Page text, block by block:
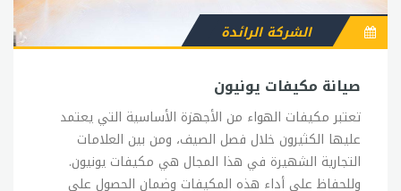
صيانة مكيفات يونيون
الشركة الرائدة
تعتبر مكيفات الهواء من الأجهزة الأساسية التي يعتمد عليها الكثيرون خلال فصل الصيف، ومن بين العلامات التجارية الشهيرة في هذا المجال هي مكيفات يونيون. وللحفاظ على أداء هذه المكيفات وضمان الحصول على أفضل النتائج، فمن المهم القيام بصيانتها بانتظام. فيما يلي نقدم بعض النصائح الهامة لصيانة مكيفات يونيون: تنظيف الفلتر: يجب تنظيف فلتر المكيف بانتظام، حيث يتراكم الغبار والشوائب فيه مما يؤدي إلى تدني أداء المكيف وزيادة استهلاك الطاقة. ويفضل تنظيف الفلتر مرة كل شهرين على الأقل. تنظيف المكثفات: يجب تنظيف المكثفات الخارجية للمكيف بانتظام، حيث يمكن أن يتراكم الغبار والأوساخ فيها ويؤثر ذلك على أداء المكيف وزيادة استهلاك الطاقة. ويفضل تنظيف المكثفات مرة كل عام. فحص الضاغط: يجب فحص الضاغط بانتظام، حيث يعتبر هذا الجزء من المكيف من الأجزاء الهامة التي تؤثر على أداء المكيف ويجب التأكد من عدم وجود أي تسرب فيه. التأكد من سلامة الأسلاك: يجب التأكد من سلامة الأسلاك الكهربائية الموصلة للمكيف، حيث يمكن أن يؤدي تلف الأسلاك إلى توقف المكيف عن العمل. الحفاظ على مستوى الغاز: يجب التأكد من وجود كمية كافية من الغاز داخل المكيف، حيث يؤدي نقص الغاز إلى تدني أداء المكيف وعدم تبريده بشكل جيد. إصلاح الأعطال: في حالة حدوث أي عطل في المكيف، يجب إصلاحه بأسرع وقت ممكن لتفادي تفاقم المشكلة وتكلفة الإصلاح. بالإضافة إلى النصائح المذكورة أعلاه، يجب الحرص على تركيب المكيف بشكل صحيح وفقًا للتعليمات الموجودة في دليل المستخدم، وعدم تشغيله بأطوال فترات زمنية طويلة دون توقف للحفاظ على سلامة المكيف وزيادة عمره الافتراضي. باختصار، يمكن الحفاظ على أداء مكيفات يونيون وضمان عمرها الافتراضي الطويل من خلال القيام بصيانتها بانتظام واتباع الإرشادات المذكورة أعلاه.صيانة تكييفات يونيونتكييفات يونيون من الأجهزة الهامة التي يعتمد عليها الكثير من الأفراد خلال فصل الصيف، وللحفاظ على أدائها الجيد وضمان عمرها الافتراضي الطويل، يجب القيام بصيانتها بانتظام. وفي هذا المقال، سنتحدث عن أساليب صيانة تكييفات يونيون. تنظيف الفلتر: يجب تنظيف فلتر التكييف بانتظام، حيث يتراكم الغبار والشوائب فيه مما يؤدي إلى تدني أداء التكييف وزيادة استهلاك الطاقة. ويفضل تنظيف الفلتر مرة كل شهرين على الأقل. تنظيف المكثفات: يجب تنظيف المكثفات الخارجية للتكييف بانتظام، حيث يمكن أن يتراكم الغبار والأوساخ فيها ويؤثر ذلك على أداء التكييف وزيادة استهلاك الطاقة. ويفضل تنظيف المكثفات مرة كل عام. فحص الضاغط: يجب فحص الضاغط بانتظام، حيث يعتبر هذا الجزء من التكييف من الأجزاء الهامة التي تؤثر على أداء التكييف ويجب التأكد من عدم وجود أي تسرب فيه. التأكد من سلامة الأسلاك: يجب التأكد من سلامة الأسلاك الكهربائية الموصلة للتكييف، حيث يمكن أن يؤدي تلف الأسلاك إلى توقف التكييف عن العمل. الحفاظ على مستوى الغاز: يجب التأكد من وجود كمية كافية من الغاز داخل التكييف، حيث يؤدي نقص الغاز إلى تدني أداء التكييف وعدم تبريده بشكل جيد. إصلاح الأعطال: في حالة حدوث أي عطل في التكييف، يجب إصلاحه بأسرع وقت ممكن لتفادي تفاقم المشكلة وتكلفة الإصلاح. الحرص على تركيب التكييف بشكل صحيح: يجب الحرص على تركيب التكييف بشكل صحيح وفقًا للتعليمات الموجودة في دليل المستخدم، وعدم تشغيله بأطوال فترات زمنية طويلة دون توقف للحفاظ على سلامة التكييف وزيادة عمره الافتراضي. باختصار، يمكن الحفاظ على أداء تكييفات يونيون وضمان عمرها الافتراضي الطويل من خلال القيام بصيانتها بانتظام واتباع الإرشادات المذكورة أعلاه. يجب الحرص على القيام بصيانة التكييف بشكل دوري والتأكد من أن جميع أجزائه تعمل بشكل جيد وسليم، وفي حالة وجود أي مشكلة أو عطل، يجب الاتصال بفني صيانة مؤهل من sitename لإصلاحها.توكيل يونيون للتكييفتوكيل يونيون هو مركز صيانة معتمد للتكييفات الخاصة بعلامة يونيون، ويقدم خدمات الصيانة والإصلاح والتركيب لعملائه في مختلف مناطق البلاد. وفي هذا المقال، سنتحدث عن خدمات توكيل يونيون للتكييف. صيانة تكييفات يونيون: يتميز توكيل يونيون بتقديم خدمات صيانة تكييفات يونيون بأعلى مستويات الجودة والدقة، حيث يتم فحص جميع أجزاء التكييف وتنظيفها وإصلاح أي مشاكل تظهر خلال الفحص. إصلاح تكييفات يونيون: يتميز توكيل يونيون بتوفير خدمات إصلاح تكييفات يونيون بأسرع وقت ممكن، حيث يتم تشخيص المشكلة بدقة وإصلاحها بأحدث الأدوات والتقنيات المتاحة. تركيب تكييفات يونيون: يقدم توكيل يونيون خدمات تركيب تكييفات يونيون بأفضل الأسعار، حيث يتم تركيب التكييف بشكل صحيح وفقًا للتعليمات الموجودة في دليل المستخدم، ويتم التأكد من سلامة جميع الأجزاء والكوابل الكهربائية. قطع الغيار الأصلية: يتم توفير جميع قطع الغيار الأصلية لتكييفات يونيون في توكيل يونيون، حيث يتم استبدال أي قطع تالفة بقطع أصلية لضمان عمر أطول للتكييف. خدمة العملاء: توكيل يونيون يوفر خدمة العملاء بشكل احترافي ودقيق، حيث يتم استقبال الشكاوي والاستفسارات والرد عليها بأسرع وقت ممكن، ويتم توفير الدعم الفني والمساعدة لعملائه في أي وقت. باختصار، توكيل يونيون هو مركز صيانة معتمد لتكييفات يونيون، ويقدم خدمات الصيانة والإصلاح والتركيب بأعلى مستوى من الجودة والدقة. كما يوفر توكيل يونيون قطع الغيار الأصلية وخدمة العملاء بشكل احترافي لتلبية احتياجات العملاء وضمان رضاهم التام.صيانة يونيون تكييفتكييفات يونيون هي إحدى العلامات التجارية الشهيرة في عالم التكييف المنزلي، وتتميز بجودة عالية وأداء ممتاز، ولكن كجميع أجهزة التكييف الأخرى، تحتاج تكييفات يونيون إلى صيانة دورية للحفاظ على أدائها الجيد وضمان عمرها الطويل. وفي هذا المقال، سنتحدث عن كيفية صيانة تكييفات يونيون. تنظيف الفلاتر: يجب التأكد من تنظيف فلاتر التكييف بانتظام، وذلك لإزالة الأتربة والشوائب التي تتراكم عليها، والتي تؤدي إلى انسداد الفلاتر وتقليل أداء التكييف وزيادة استهلاك الطاقة. يمكن تنظيف الفلاتر باستخدام الماء والصابون الناعم، ويجب تجفيفها جيدًا قبل إعادتها إلى التكييف. تنظيف المبخر والمكثف: يجب تنظيف المبخر والمكثف بانتظام، وذلك لإزالة الأوساخ والأتربة التي تتراكم عليهما وتؤدي إلى تراكم الجليد وتقليل أداء التكييف. يمكن تنظيف المبخر والمكثف باستخدام الماء والصابون الناعم، ويجب تجفيفهما جيدًا قبل إعادتهما إلى التكييف. فحص الضاغط: يجب فحص الضاغط بانتظام، وذلك للتأكد من سلامته وعدم وجود أي تسريبات فيه. يمكن فحص الضاغط باستخدام ضاغط الهواء ومنظف الفريون، ويجب إصلاح أي تسريبات في الضاغط على الفور. فحص الكوابل الكهربائية: يجب فحص الكوابل الكهربائية بانتظام، وذلك للتأكد من سلامتها وعدم وجود أي تلف فيها. يجب تفقد الكوابل الكهربائية بشكل دوري وإصلاح أي تلف فيها على الفور. فحص مستوى الفريون: يجب فحص مستوى الفريون بانتظام، وذلك للتأكد من أنه في المستوى المطلوب وعدم وجود أي تسريبات فيه. يمكن فحص مستوى الفريون باستخدام جهاز فحص الفريون، ويجب إصلاح أي تسريبات في الفريون على الفور. باختصار، يجب صيانة تكييفات يونيون بانتظام للحفاظ على أدائها الجيد وضمان عمرها الطويل. يجب تنظيف الفلاتر والمبخر والمكثف، وفحص الضاغط والكوابل الكهربائية ومستوى الفريون بانتظام، وإصلاح أي مشاكل تظهر خلال الفحص. يمكن الحصول على خدمات الصيانة والإصلاح من مراكز صيانة معتمدة لتكييفات يونيون مثل توكيل يونيون.صيانة تكييفات يونيون ايرتكييفات يونيون إير هي إحدى العلامات التجارية الشهيرة في عالم التكييف المنزلي، وتتميز بجودة عالية وأداء ممتاز، ولكن كجميع أجهزة التكييف الأخرى، تحتاج تكييفات يونيون إير إلى صيانة دورية للحفاظ على أدائها الجيد وضمان عمرها الطويل. وفي هذا المقال، سنتحدث عن كيفية صيانة تكييفات يونيون إير. تنظيف الفلاتر: يجب التأكد من تنظيف فلاتر التكييف بانتظام، وذلك لإزالة الأتربة والشوائب التي تتراكم عليها، والتي تؤدي إلى انسداد الفلاتر وتقليل أداء التكييف وزيادة استهلاك الطاقة. يمكن تنظيف الفلاتر باستخدام الماء والصابون الناعم، ويجب تجفيفها جيدًا قبل إعادتها إلى التكييف. تنظيف المبخر والمكثف: يجب تنظيف المبخر والمكثف بانتظام، وذلك لإزالة الأوساخ والأتربة التي تتراكم عليهما وتؤدي إلى تراكم الجليد وتقليل أداء التكييف. يمكن تنظيف المبخر والمكثف باستخدام الماء والصابون الناعم، ويجب تجفيفهما جيدًا قبل إعادتهما إلى التكييف. فحص الضاغط: يجب فحص الضاغط بانتظام، وذلك للتأكد من سلامته وعدم وجود أي تسريبات فيه. يمكن فحص الضاغط باستخدام ضاغط الهواء ومنظف الفريون، ويجب إصلاح أي تسريبات في الضاغط على الفور. فحص الكوابل الكهربائية: يجب فحص الكوابل الكهربائية بانتظام، وذلك للتأكد من سلامتها وعدم وجود أي تلف فيها. يجب تفقد الكوابل الكهربائية بشكل دوري وإصلاح أي تلف فيها على الفور. فحص مستوى الفريون: يجب فحص مستوى الفريون بانتظام، وذلك للتأكد من أنه في المستوى المطلوب وعدم وجود أي تسريبات فيه. يمكن فحص مستوى الفريون باستخدام جهاز فحص الفريون، ويجب إصلاح أي تسريبات في الفريون على الفور. باختصار، يجب صيانة تكييفات يونيون إير بانتظام للحفاظ على أدائها الجيد وضمان عمرها الطويل. يجب تنظيف الفلاتر والمبخر والمكثف، وفحص الضاغط والكوابل الكهربائية ومستوى الفريون بانتظام، وإصلاح أي مشاكل تظهر خلال الفحص. يمكن الحصول على خدمات الصيانة والإصلاح من مراكز صيانة معتمدة لتكييفات يونيون إير مثل توكيل يونيون إير.صيانة تكييف يونيون ايرتكييف يونيون إير هو جهاز تكييف هواء يستخدم في المنازل والمكاتب والمساحات التجارية الصغيرة. إذا كنت تمتلك تكييف يونيون إير، فمن المهم الحفاظ عليه بشكل جيد من خلال الصيانة الدورية. في هذا المقال، سنتحدث عن بعض الخطوات الأساسية التي يمكن اتباعها لصيانة تكييف يونيون إير. تنظيف الفلاتر تعتبر فلاتر التكييف جزءًا هامًا من الجهاز، حيث تساعد في تصفية الهواء وإزالة الأتربة والشوائب من الهواء المار عبر التكييف. لذلك، يجب تنظيف الفلاتر بشكل دوري للحفاظ على أدائها الجيد. يمكن استخدام الماء الفاتر والصابون الناعم لتنظيف الفلاتر، ثم يجب تجفيفها بشكل جيد قبل إعادتها إلى التكييف. تنظيف المبخر والمكثف يجب تنظيف المبخر والمكثف بشكل دوري أيضًا. المبخر هو الجزء الذي يمر عبره الهواء الساخن لتبريد الهواء، بينما يعمل المكثف على إزالة الحرارة من الهواء المار عبر التكييف. يمكن استخدام الماء الفاتر والصابون الناعم لتنظيف المبخر والمكثف، ثم يجب تجفيفهما بشكل جيد قبل إعادتهما إلى التكييف. فحص الضاغط الضاغط هو المكون الذي يقوم بضخ الفريون داخل التكييف. يجب فحص الضاغط بشكل دوري للتأكد من سلامته وعدم وجود أي تسريبات فيه. يمكن استخدام ضاغط الهواء ومنظف الفريون للفحص، وإذا تم اكتشاف أي مشاكل في الضاغط، يجب استدعاء فني صيانة لإصلاحه. فحص الكوابل الكهربائية يجب فحص الكوابل الكهربائية بشكل دوري للتأكد من سلامتها وعدم وجود أي تلف فيها. يمكن تفقد الكوابل الكهربائية بشكل دوري وإصلاح أي تلف فيها على الفور. فحص مستوى الفريون يجب فحص مستوى الفريون بشكل دوري للتأكد من أنه في المستوى المطلوب وعدم وجود أي تسريبات فيه. يمكن استخدام جهاز فحص الفريون للفحص، وإذا تم اكتشاف أي تسريبات في الفريون، يجب استدعاء فني صيانة لإصلاحه. بشكل عام، من المهم القيام بصيانة تكييف يونيون إير بشكل دوري للحفاظ على أدائه الجيد وضمان عمره الطويل. يمكن القيام ببعض الخطوات الأساسية مثل تنظيف الفلاتر والمبخر والمكثف بشكل دوري، وفحص الضاغط والكوابل الكهربائية ومستوى الفريون بشكل دوري. إذا كان لديك أي مشاكل في تكييف يونيون إير، يجب استدعاء فني صيانة لإصلاحها.رقم صيانة تكييف يونيونإذا كان لديك تكييف يونيون إير وتحتاج إلى صيانة أو إصلاح، فمن المهم معرفة رقم صيانة تكييف يونيون للاتصال بفني صيانة مؤهل من sitename. يمكن العثور على رقم